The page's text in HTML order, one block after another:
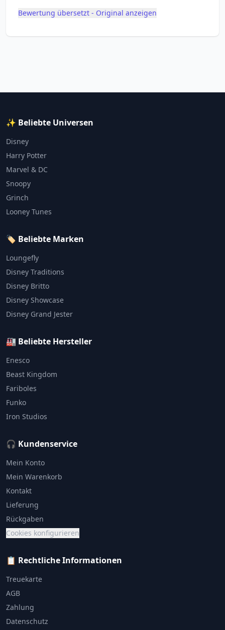
Bewertung übersetzt - Original anzeigen
✨ Beliebte Universen
Disney
Harry Potter
Marvel & DC
Snoopy
Grinch
Looney Tunes
🏷️ Beliebte Marken
Loungefly
Disney Traditions
Disney Britto
Disney Showcase
Disney Grand Jester
🏭 Beliebte Hersteller
Enesco
Beast Kingdom
Fariboles
Funko
Iron Studios
🎧 Kundenservice
Mein Konto
Mein Warenkorb
Kontakt
Lieferung
Rückgaben
Cookies konfigurieren
📋 Rechtliche Informationen
Treuekarte
AGB
Zahlung
Datenschutz